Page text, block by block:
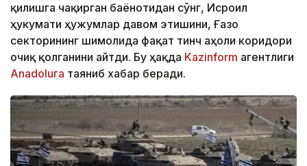
қилишга чақирган баёнотидан сўнг, Исроил
ҳукумати ҳужумлар давом этишини, Ғазо
секторининг шимолида фақат тинч аҳоли коридори
очиқ қолганини айтди. Бу ҳақда Kazinform агентлиги
Аnadoluга таяниб хабар беради.